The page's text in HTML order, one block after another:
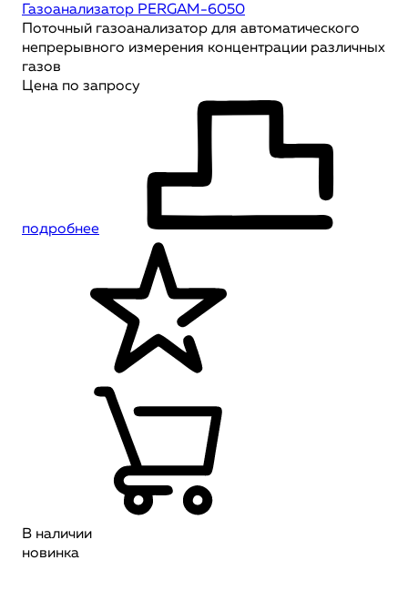
Газоанализатор PERGAM-6050
Поточный газоанализатор для автоматического
непрерывного измерения концентрации различных
газов
Цена по запросу
подробнее
В наличии
новинка